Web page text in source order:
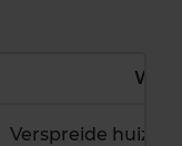
Wijk
Verspreide huizen